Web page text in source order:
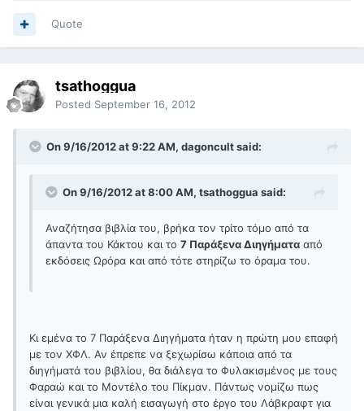
Quote
tsathoggua
Posted September 16, 2012
On 9/16/2012 at 9:22 AM, dagoncult said:
On 9/16/2012 at 8:00 AM, tsathoggua said:
Αναζήτησα βιβλία του, βρήκα τον τρίτο τόμο από τα
άπαντα του Κάκτου και το 7 Παράξενα Διηγήματα από
εκδόσεις Ωρόρα και από τότε στηρίζω το όραμα του.
Κι εμένα το 7 Παράξενα Διηγήματα ήταν η πρώτη μου επαφή
με τον ΧΦΛ. Αν έπρεπε να ξεχωρίσω κάποια από τα
διηγήματά του βιβλίου, θα διάλεγα το Φυλακισμένος με τους
Φαραώ και το Μοντέλο του Πίκμαν. Πάντως νομίζω πως
είναι γενικά μια καλή εισαγωγή στο έργο του Λάβκραφτ για